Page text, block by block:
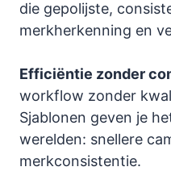
die gepolijste,
merkherkenning en
Efficiëntie zonder
workflow zonder
Sjablonen geven je
werelden: snellere
merkconsistentie.